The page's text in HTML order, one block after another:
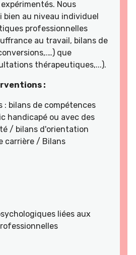
Nous
bien au niveau individuel
professionnelles
au travail, bilans de
que
thérapeutiques,...).
:
: bilans de compétences
handicapé ou avec des
/ bilans d'orientation
carrière / Bilans
liées aux